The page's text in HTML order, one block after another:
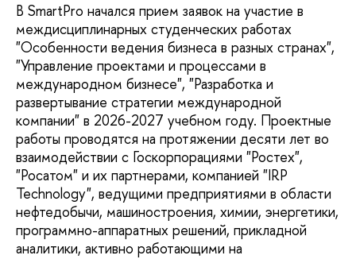
В SmartPro начался прием заявок на участие в
междисциплинарных студенческих работах
"Особенности ведения бизнеса в разных странах",
"Управление проектами и процессами в
международном бизнесе", "Разработка и
развертывание стратегии международной
компании" в 2026-2027 учебном году. Проектные
работы проводятся на протяжении десяти лет во
взаимодействии с Госкорпорациями "Ростех",
"Росатом" и их партнерами, компанией "IRP
Technology", ведущими предприятиями в области
нефтедобычи, машиностроения, химии, энергетики,
программно-аппаратных решений, прикладной
аналитики, активно работающими на